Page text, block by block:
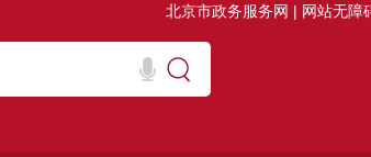
北京市政务服务网 | 网站无障